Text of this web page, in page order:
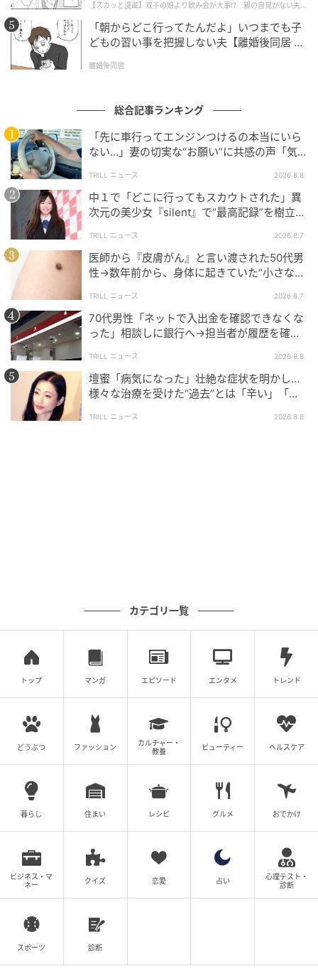
【スカッと漫画】双子の娘より飲み会が大事!? 親の自覚がない夫を
懲らしめた話
「朝からどこ行ってたんだよ」いつまでも子
どもの習い事を把握しない夫【離婚後同居 Vo
離婚後同居
総合記事ランキング
「先に車行ってエンジンつけるの本当にいら
ない…」妻の切実な“お願い”に共感の声「気
TRILL ニュース 2026.8.8
中１で「どこに行ってもスカウトされた」異
次元の美少女『silent』で“最高記録”を樹立し
TRILL ニュース 2026.8.7
医師から『皮膚がん』と言い渡された50代男
性→数年前から、身体に起きていた“小さな異
TRILL ニュース 2026.8.7
70代男性「ネットで入出金を確認できなくな
った」相談しに銀行へ→担当者が履歴を確認
TRILL ニュース 2026.8.8
壇蜜「病気になった」壮絶な症状を明かし…
様々な治療を受けた“過去”とは「辛い」「苦
TRILL ニュース 2026.8.8
カテゴリ一覧
トップ マンガ エピソード エンタメ トレンド
どうぶつ ファッション
カルチャー・
教養
ビューティー ヘルスケア
暮らし 住まい レシピ グルメ おでかけ
ビジネス・マ
ネー
クイズ 恋愛 占い
心理テスト・
診断
スポーツ 診断